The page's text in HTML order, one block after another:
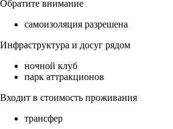
Обратите внимание
самоизоляция разрешена
Инфраструктура и досуг рядом
ночной клуб
парк аттракционов
Входит в стоимость проживания
трансфер